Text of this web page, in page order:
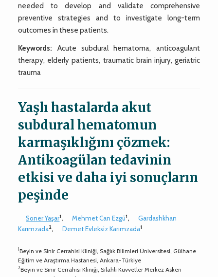
needed to develop and validate comprehensive
preventive strategies and to investigate long-term
outcomes in these patients.
Keywords: Acute subdural hematoma, anticoagulant
therapy, elderly patients, traumatic brain injury, geriatric
trauma
Yaşlı hastalarda akut
subdural hematomun
karmaşıklığını çözmek:
Antikoagülan tedavinin
etkisi ve daha iyi sonuçların
peşinde
Soner Yaşar1, Mehmet Can Ezgü1,
Gardashkhan
Karımzada2, Demet Evleksiz Karımzada1
1Beyin ve Sinir Cerrahisi Kliniği, Sağlık Bilimleri Üniversitesi, Gülhane
Eğitim ve Araştırma Hastanesi, Ankara-Türkiye
2Beyin ve Sinir Cerrahisi Kliniği, Silahlı Kuvvetler Merkez Askeri